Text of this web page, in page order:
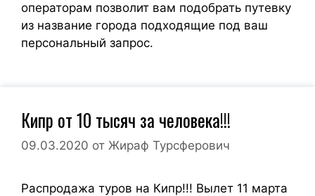
операторам позволит вам подобрать путевку
из название города подходящие под ваш
персональный запрос.
Кипр от 10 тысяч за человека!!!
09.03.2020 от Жираф Турсферович
Распродажа туров на Кипр!!! Вылет 11 марта